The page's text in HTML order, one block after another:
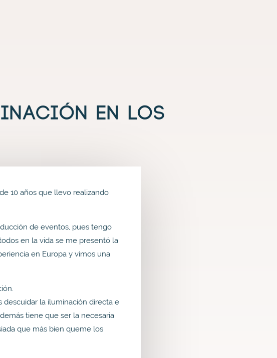
en los
10 años que llevo realizando
de eventos, pues tengo
en la vida se me presentó la
en Europa y vimos una
la iluminación directa e
tiene que ser la necesaria
que más bien queme los